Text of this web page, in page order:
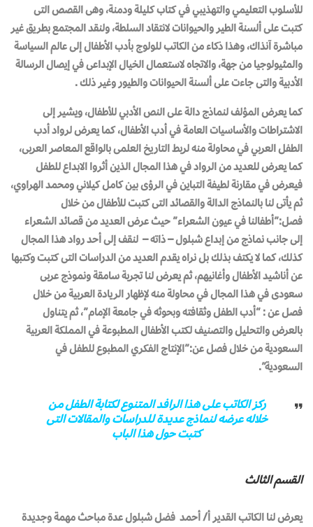
للأسلوب التعليمي والتهذيبي في كتاب كليلة ودمنة، وهى القصص التى
كتبت على ألسنة الطير والحيوانات لانتقاد السلطة، ولنقد المجتمع بطريق غير
مباشرة آنذاك، وهذا ذكاء من الكاتب للولوج بأدب الأطفال إلى عالم السياسة
والمثيولوجيا من جهة، والاتجاه لاستعمال الخيال الإبداعى في إيصال الرسالة
الأدبية والتى جاءت على ألسنة الحيوانات والطيور وغير ذلك .
كما يعرض المؤلف لنماذج دالة على النص الأدبي للأطفال، ويشير إلى
الاشتراطات والأساسيات العامة في أدب الأطفال، كما يعرض لرواد أدب
الطفل العربي في محاولة منه لربط التاريخ العلمى بالواقع المعاصر العربى،
كما يعرض للعديد من الرواد في هذا المجال الذين أثروا الابداع للطفل
فيعرض في مقارنة لطيفة التباين في الرؤى بين كامل كيلاني ومحمد الهراوي،
ثم يأتى لنا بالنماذج الدالة والقصائد التى كتبت للأطفال من خلال
فصل:”أطفالنا في عيون الشعراء” حيث عرض العديد من قصائد الشعراء
إلى جانب نماذج من إبداع شبلول – ذاته – لنقف إلى أحد رواد هذا المجال
كذلك، كما لا يكتف بذلك بل نراه يقدم العديد من الدراسات التى كتبت وكتبها
عن أناشيد الأطفال وأغانيهم، ثم يعرض لنا تجربة سامقة ونموذج عربى
سعودى في هذا المجال في محاولة منه لإظهار الريادة العربية من خلال
فصل عن : “أدب الطفل وثقافته وبحوثه في جامعة الإمام”، ثم يتناول
بالعرض والتحليل والتصنيف لكتب الأطفال المطبوعة في المملكة العربية
السعودية من خلال فصل عن:”الإنتاج الفكري المطبوع للطفل في
السعودية”.
ركز الكاتب على هذا الرافد المتنوع لكتابة الطفل من
خلاله عرضه لنماذج عديدة للدراسات والمقالات التى
كتبت حول هذا الباب
القسم الثالث
يعرض لنا الكاتب القدير أ/ أحمد فضل شبلول عدة مباحث مهمة وجديدة